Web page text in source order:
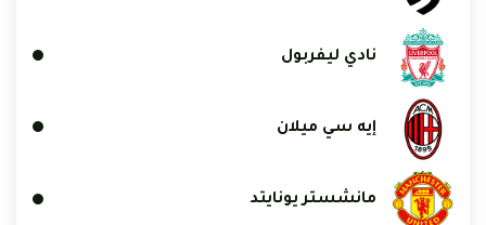
نادي ليفربول
إيه سي ميلان
مانشستر يونايتد